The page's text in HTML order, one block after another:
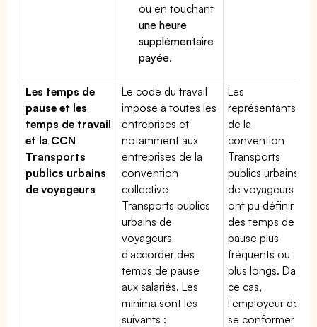
ou en touchant
une heure
supplémentaire
payée.
Les temps de
pause et les
temps de travail
et la CCN
Transports
publics urbains
de voyageurs
Le code du travail
impose à toutes les
entreprises et
notamment aux
entreprises de la
convention
collective
Transports publics
urbains de
voyageurs
d'accorder des
temps de pause
aux salariés. Les
minima sont les
suivants :
Les
représentants
de la
convention
Transports
publics urbains
de voyageurs
ont pu définir
des temps de
pause plus
fréquents ou
plus longs. Dans
ce cas,
l'employeur doit
se conformer